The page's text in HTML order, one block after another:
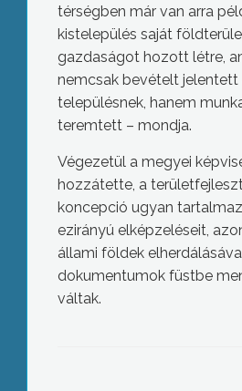
térségben már van arra
kistelepülés saját
gazdaságot hozott létre,
nemcsak bevételt jelentett
településnek, hanem
teremtett – mondja.
Végezetül a megyei
hozzátette, a
koncepció ugyan
ezirányú elképzeléseit,
állami földek
dokumentumok füstbe
váltak.